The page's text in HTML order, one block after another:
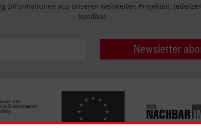
Informationen aus unseren weltweiten Projekten.
kündbar.
Newsletter